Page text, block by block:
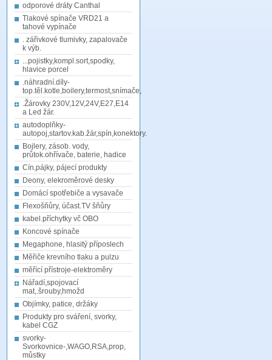
odporové dráty Canthal
Tlakové spínače VRD21 a
tahové vypínače
. zářivkové tlumivky, zapalovače
k výb.
...pojistky,kompl.sort,spodky,
hlavice porcel
.náhradní.díly-
top.těl.kotle,boilery,termost,snímače,
.Žárovky 230V,12V,24V,E27,E14
a Led žár.
autodoplňky-
autopoj,startov.kab.žár,spín,konektory.
Bojlery, zásob. vody,
průtok.ohřívače, baterie, hadice
Cín,pájky, pájecí produkty
Deony, elekroměrové desky
Domácí spotřebiče a vysavače
Flexošňůry, účast.TV šňůry
kabel.příchytky vč OBO
Koncové spínače
Megaphone, hlasitý příposlech
Měřiče krevního tlaku a pulzu
měřící přístroje-elektroměry
Nářadí,spojovací
mat,.šrouby,hmožd
Objímky, patice, držáky
Produkty pro sváření, svorky,
kabel CGZ
svorky-
Svorkovnice-,WAGO,RSA,prop,
můstky